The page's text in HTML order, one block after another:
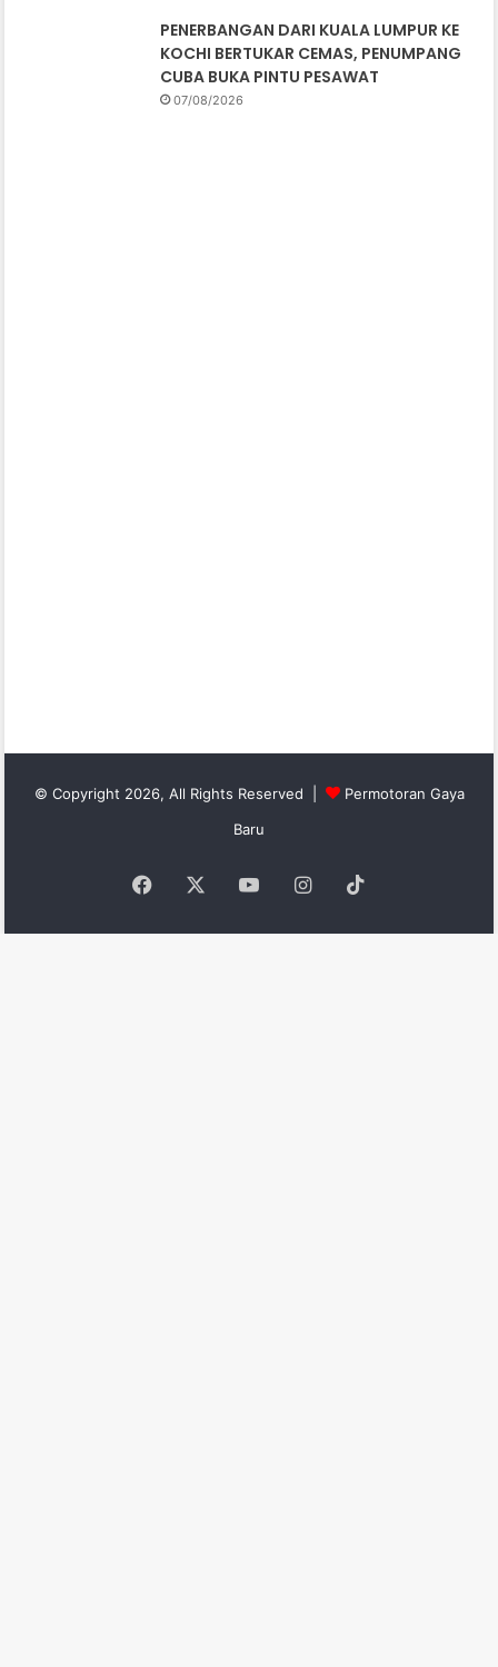
PENERBANGAN DARI KUALA LUMPUR KE
KOCHI BERTUKAR CEMAS, PENUMPANG
CUBA BUKA PINTU PESAWAT
07/08/2026
© Copyright 2026, All Rights Reserved |
Permotoran Gaya
Baru
Facebook YouTubeInstagram